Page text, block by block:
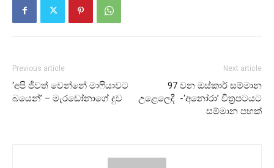
Previous article
‘අපි ජීවත් වෙන්නේ මාෆියාවට
බයෙන්’ – මැරඩෝනාගේ දුව
Next article
97 වන ඔස්කාර් සම්මාන
උළෙලෙදී -‘අනෝරා’ චිත්‍රපටයට
සම්මාන පහක්